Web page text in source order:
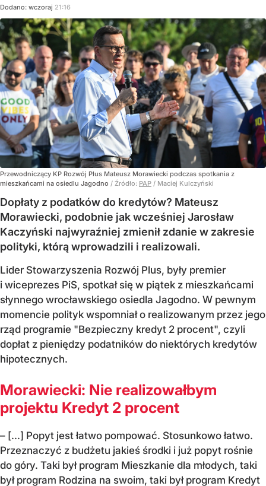
Dodano: wczoraj 21:16
Przewodniczący KP Rozwój Plus Mateusz Morawiecki podczas spotkania z
mieszkańcami na osiedlu Jagodno / Źródło: PAP / Maciej Kulczyński
Dopłaty z podatków do kredytów? Mateusz
Morawiecki, podobnie jak wcześniej Jarosław
Kaczyński najwyraźniej zmienił zdanie w zakresie
polityki, którą wprowadzili i realizowali.
Lider Stowarzyszenia Rozwój Plus, były premier
i wiceprezes PiS, spotkał się w piątek z mieszkańcami
słynnego wrocławskiego osiedla Jagodno. W pewnym
momencie polityk wspomniał o realizowanym przez jego
rząd programie "Bezpieczny kredyt 2 procent", czyli
dopłat z pieniędzy podatników do niektórych kredytów
hipotecznych.
Morawiecki: Nie realizowałbym
projektu Kredyt 2 procent
– [...] Popyt jest łatwo pompować. Stosunkowo łatwo.
Przeznaczyć z budżetu jakieś środki i już popyt rośnie
do góry. Taki był program Mieszkanie dla młodych, taki
był program Rodzina na swoim, taki był program Kredyt